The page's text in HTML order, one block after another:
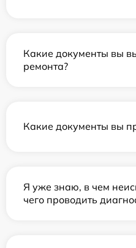
Какие документы вы
ремонта?
Какие документы вы
Я уже знаю, в чем
чего проводить